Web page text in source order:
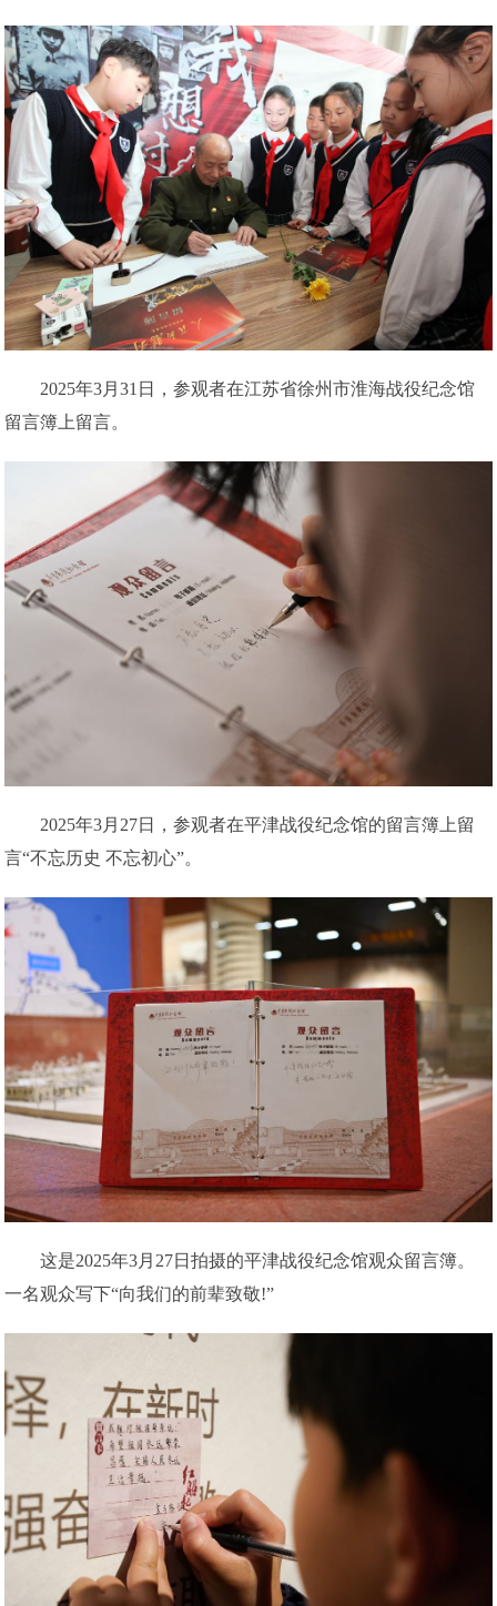
2025年3月31日，参观者在江苏省徐州市淮海战役纪念馆
留言簿上留言。
2025年3月27日，参观者在平津战役纪念馆的留言簿上留
言“不忘历史 不忘初心”。
这是2025年3月27日拍摄的平津战役纪念馆观众留言簿。
一名观众写下“向我们的前辈致敬!”